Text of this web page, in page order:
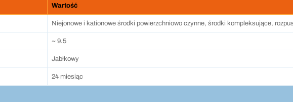
Wartość
Niejonowe i kationowe środki powierzchniowo czynne, środki kompleksujące,
~ 9.5
Jabłkowy
24 miesiąc